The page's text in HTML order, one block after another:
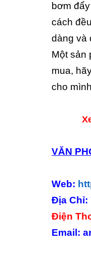
bơm
cách
dàng và
Một sản
mua,
cho
VĂN
Web:
Địa Chỉ:
Điện
Email: